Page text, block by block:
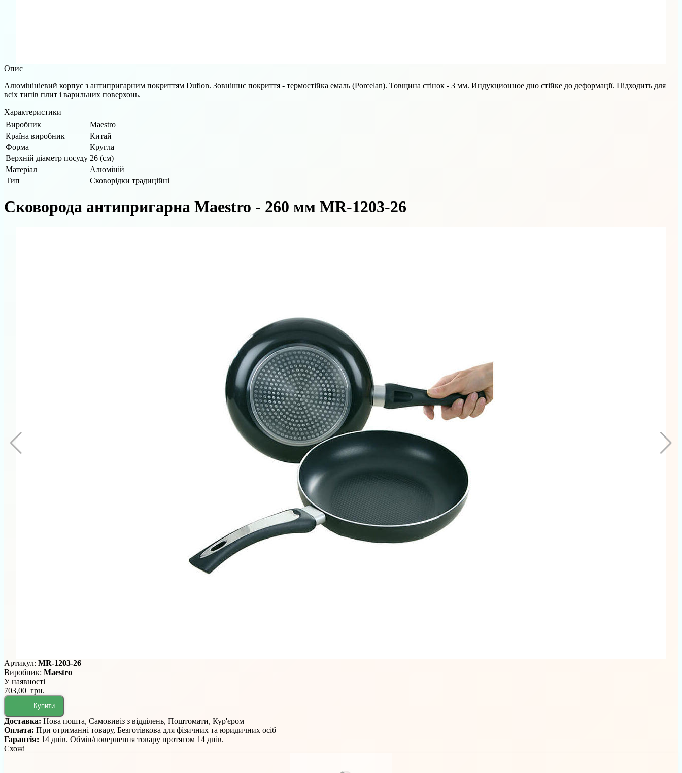
Опис
Алюмінініевий корпус з антипригарним покриттям Duflon. Зовнішнє покриття - термостійка емаль (Porcelan). Товщина стінок - 3 мм. Индукционное дно стійке до деформації. Підходить для
всіх типів плит і варильних поверхонь.
Характеристики
Виробник
Maestro
Країна виробник
Китай
Форма
Кругла
Верхній діаметр посуду 26 (см)
Матеріал
Алюміній
Тип
Сковорідки традиційні
Сковорода антипригарна Maestro - 260 мм MR-1203-26
Артикул: MR-1203-26
Виробник: Maestro
У наявності
703,00 грн.
Купити
Доставка: Нова пошта, Самовивіз з відділень, Поштомати, Кур'єром
Оплата: При отриманні товару, Безготівкова для фізичних та юридичних осіб
Гарантія: 14 днів. Обмін/повернення товару протягом 14 днів.
Схожі